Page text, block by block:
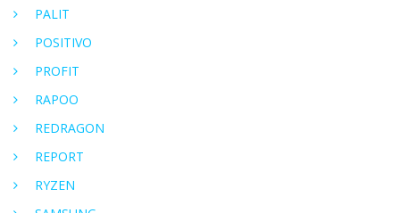
PALIT
POSITIVO
PROFIT
RAPOO
REDRAGON
REPORT
RYZEN